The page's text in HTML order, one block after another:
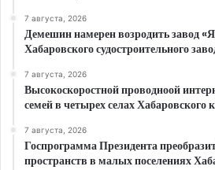
7 августа, 2026
Демешин намерен возродить завод
Хабаровского судостроительного
7 августа, 2026
Высокоскоростной проводноой
семей в четырех селах Хабаровского
7 августа, 2026
Госпрограмма Президента
пространств в малых поселениях